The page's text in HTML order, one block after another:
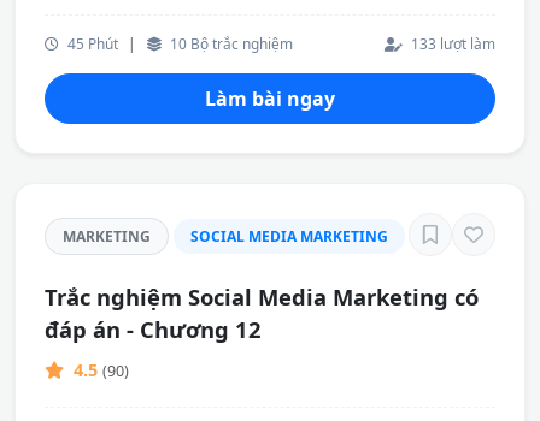
45 Phút | 10 Bộ trắc nghiệm 133 lượt làm
Làm bài ngay
MARKETING SOCIAL MEDIA MARKETING
Trắc nghiệm Social Media Marketing có
đáp án - Chương 12
4.5 (90)